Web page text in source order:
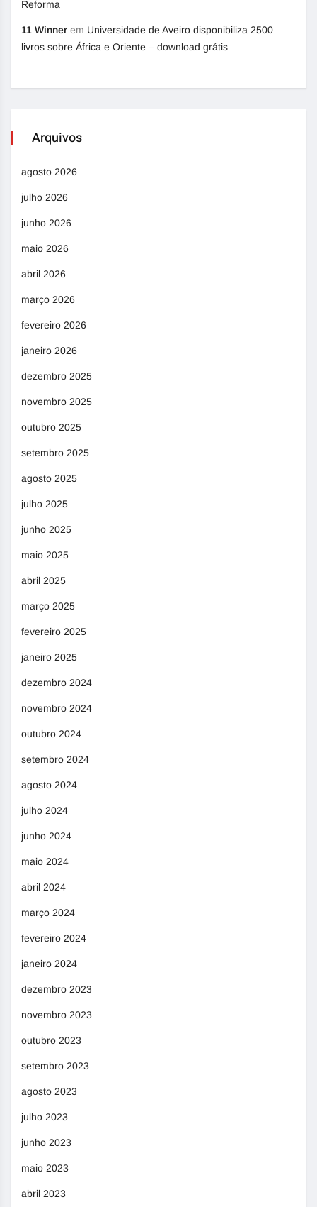
Reforma
11 Winner em Universidade de Aveiro disponibiliza 2500
livros sobre África e Oriente – download grátis
Arquivos
agosto 2026
julho 2026
junho 2026
maio 2026
abril 2026
março 2026
fevereiro 2026
janeiro 2026
dezembro 2025
novembro 2025
outubro 2025
setembro 2025
agosto 2025
julho 2025
junho 2025
maio 2025
abril 2025
março 2025
fevereiro 2025
janeiro 2025
dezembro 2024
novembro 2024
outubro 2024
setembro 2024
agosto 2024
julho 2024
junho 2024
maio 2024
abril 2024
março 2024
fevereiro 2024
janeiro 2024
dezembro 2023
novembro 2023
outubro 2023
setembro 2023
agosto 2023
julho 2023
junho 2023
maio 2023
abril 2023